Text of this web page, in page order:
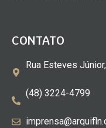
CONTATO
Rua Esteves
(48) 3224-4799